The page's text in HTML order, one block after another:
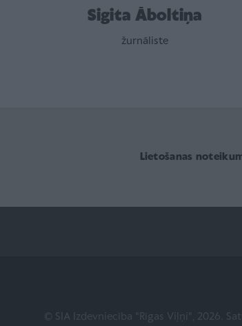
Sigita Āboltiņa
žurnāliste
Lietošanas
© SIA Izdevniecība "Rīgas Viļņi", 2026.